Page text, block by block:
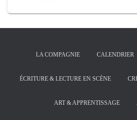
LA COMPAGNIE CALENDRIER
ÉCRITURE & LECTURE EN SCÈNE
ART & APPRENTISSAGE